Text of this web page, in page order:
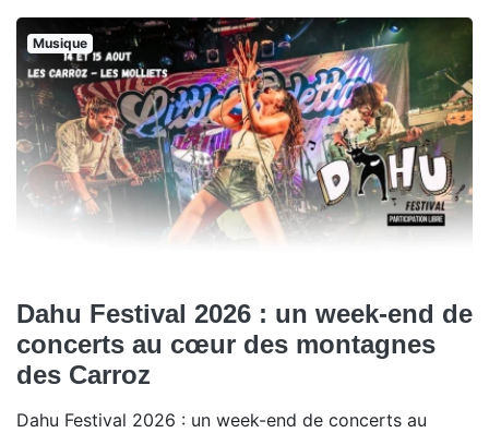
Musique
Dahu Festival 2026 : un week-end de
concerts au cœur des montagnes
des Carroz
Dahu Festival 2026 : un week-end de concerts au